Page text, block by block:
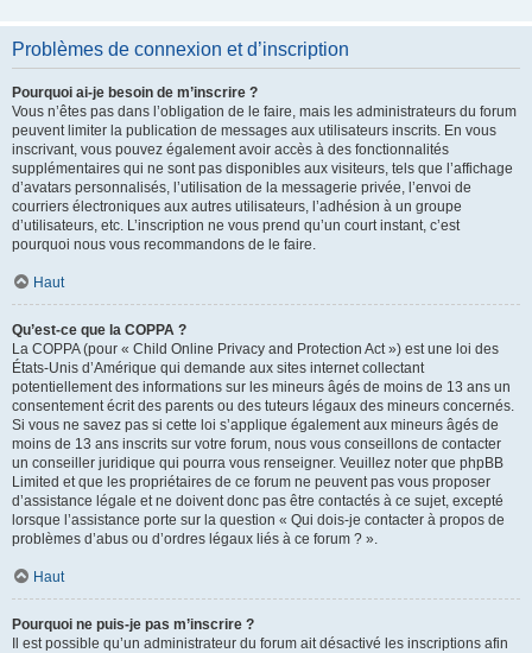
Problèmes de connexion et d’inscription
Pourquoi ai-je besoin de m’inscrire ?
Vous n’êtes pas dans l’obligation de le faire, mais les administrateurs du forum
peuvent limiter la publication de messages aux utilisateurs inscrits. En vous
inscrivant, vous pouvez également avoir accès à des fonctionnalités
supplémentaires qui ne sont pas disponibles aux visiteurs, tels que l’affichage
d’avatars personnalisés, l’utilisation de la messagerie privée, l’envoi de
courriers électroniques aux autres utilisateurs, l’adhésion à un groupe
d’utilisateurs, etc. L’inscription ne vous prend qu’un court instant, c’est
pourquoi nous vous recommandons de le faire.
Haut
Qu’est-ce que la COPPA ?
La COPPA (pour « Child Online Privacy and Protection Act ») est une loi des
États-Unis d’Amérique qui demande aux sites internet collectant
potentiellement des informations sur les mineurs âgés de moins de 13 ans un
consentement écrit des parents ou des tuteurs légaux des mineurs concernés.
Si vous ne savez pas si cette loi s’applique également aux mineurs âgés de
moins de 13 ans inscrits sur votre forum, nous vous conseillons de contacter
un conseiller juridique qui pourra vous renseigner. Veuillez noter que phpBB
Limited et que les propriétaires de ce forum ne peuvent pas vous proposer
d’assistance légale et ne doivent donc pas être contactés à ce sujet, excepté
lorsque l’assistance porte sur la question « Qui dois-je contacter à propos de
problèmes d’abus ou d’ordres légaux liés à ce forum ? ».
Haut
Pourquoi ne puis-je pas m’inscrire ?
Il est possible qu’un administrateur du forum ait désactivé les inscriptions afin